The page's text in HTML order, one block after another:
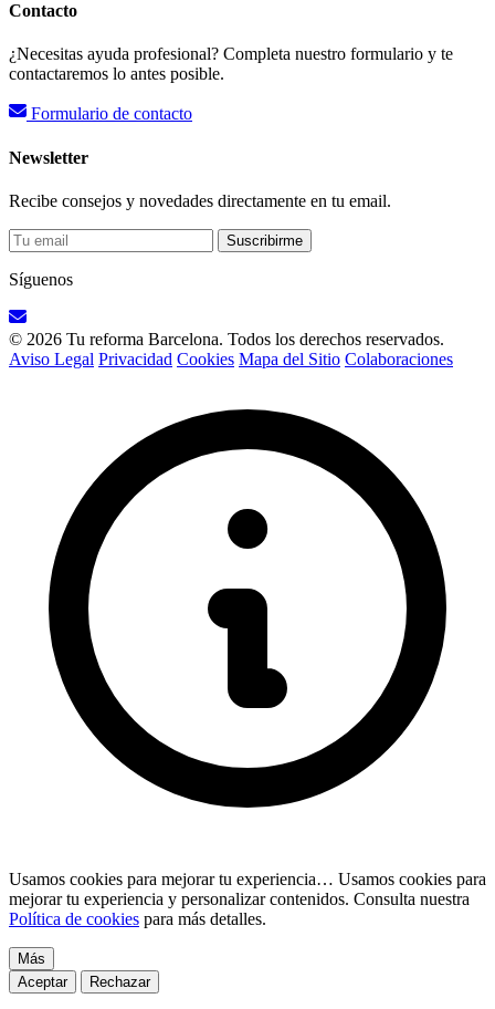
Contacto
¿Necesitas ayuda profesional? Completa nuestro formulario y te
contactaremos lo antes posible.
Formulario de contacto
Newsletter
Recibe consejos y novedades directamente en tu email.
Suscribirme
Síguenos
© 2026 Tu reforma Barcelona. Todos los derechos reservados.
Aviso Legal Privacidad Cookies Mapa del Sitio Colaboraciones
Usamos cookies para mejorar tu experiencia… Usamos cookies para
mejorar tu experiencia y personalizar contenidos. Consulta nuestra
Política de cookies para más detalles.
Más
Aceptar
Rechazar